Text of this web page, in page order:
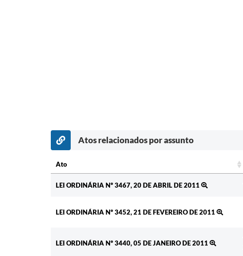
Atos relacionados por assunto
Ato
LEI ORDINÁRIA Nº 3467, 20 DE ABRIL DE 2011
LEI ORDINÁRIA Nº 3452, 21 DE FEVEREIRO DE 2011
LEI ORDINÁRIA Nº 3440, 05 DE JANEIRO DE 2011